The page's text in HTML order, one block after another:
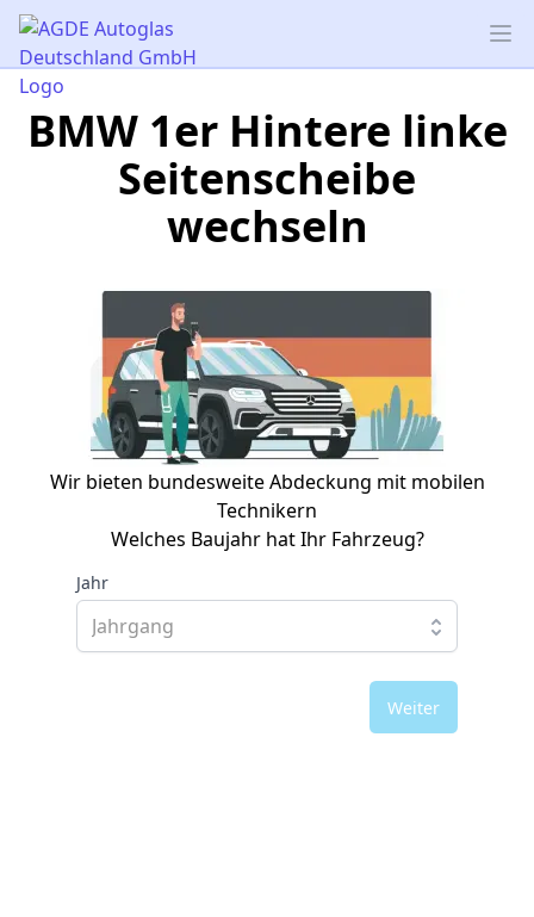
AGDE Autoglas Deutschland GmbH
BMW 1er Hintere linke
Seitenscheibe
wechseln
Wir bieten bundesweite Abdeckung mit mobilen
Technikern
Welches Baujahr hat Ihr Fahrzeug?
Jahr
Weiter